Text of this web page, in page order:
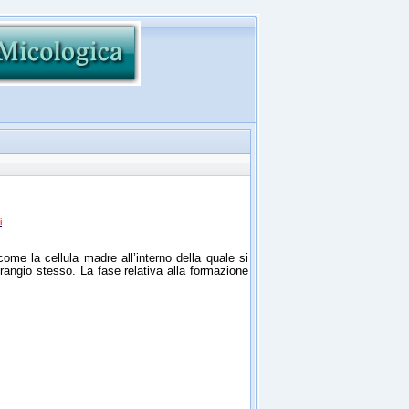
.
la cellula madre all’interno della quale si
stesso. La fase relativa alla formazione